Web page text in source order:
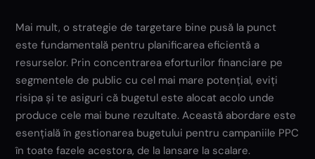
Mai mult, o strategie de targetare bine pusă la punct
este fundamentală pentru planificarea eficientă a
resurselor. Prin concentrarea eforturilor financiare pe
segmentele de public cu cel mai mare potențial, eviți
risipa și te asiguri că bugetul este alocat acolo unde
produce cele mai bune rezultate. Această abordare este
esențială în gestionarea bugetului pentru campaniile PPC
în toate fazele acestora, de la lansare la scalare.